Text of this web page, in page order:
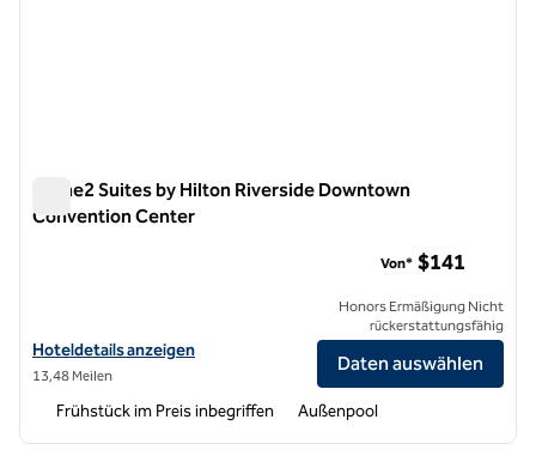
Home2 Suites by Hilton Riverside Downtown
Convention Center
Hoteldetails für Home2 Suites by Hilton Riverside Downtown
Hoteldetails anzeigen
13,48 Meilen
Von* $141
Honors Ermäßigung Nicht
rückerstattungsfähig
Daten auswählen
Frühstück im Preis inbegriffen Außenpool